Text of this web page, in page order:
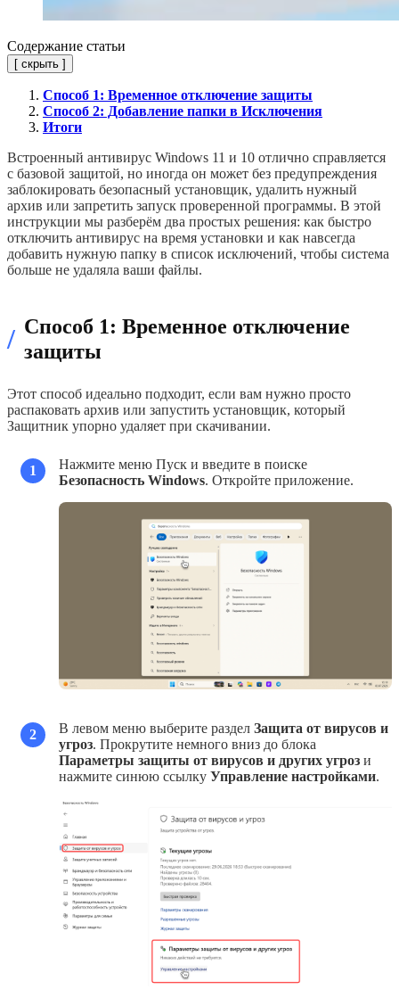
Содержание статьи
[ скрыть ]
Способ 1: Временное отключение защиты
Способ 2: Добавление папки в Исключения
Итоги
Встроенный антивирус Windows 11 и 10 отлично справляется
с базовой защитой, но иногда он может без предупреждения
заблокировать безопасный установщик, удалить нужный
архив или запретить запуск проверенной программы. В этой
инструкции мы разберём два простых решения: как быстро
отключить антивирус на время установки и как навсегда
добавить нужную папку в список исключений, чтобы система
больше не удаляла ваши файлы.
/ Способ 1: Временное отключение
защиты
Этот способ идеально подходит, если вам нужно просто
распаковать архив или запустить установщик, который
Защитник упорно удаляет при скачивании.
1
Нажмите меню Пуск и введите в поиске
Безопасность Windows. Откройте приложение.
2 В левом меню выберите раздел Защита от вирусов и
угроз. Прокрутите немного вниз до блока
Параметры защиты от вирусов и других угроз и
нажмите синюю ссылку Управление настройками.